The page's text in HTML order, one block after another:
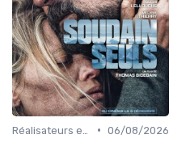
• 06/08/2026